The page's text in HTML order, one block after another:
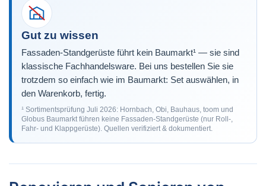
Gut zu wissen
Fassaden-Standgerüste führt kein Baumarkt¹ — sie sind
klassische Fachhandelsware. Bei uns bestellen Sie sie
trotzdem so einfach wie im Baumarkt: Set auswählen, in
den Warenkorb, fertig.
¹ Sortimentsprüfung Juli 2026: Hornbach, Obi, Bauhaus, toom und
Globus Baumarkt führen keine Fassaden-Standgerüste (nur Roll-,
Fahr- und Klappgerüste). Quellen verifiziert & dokumentiert.